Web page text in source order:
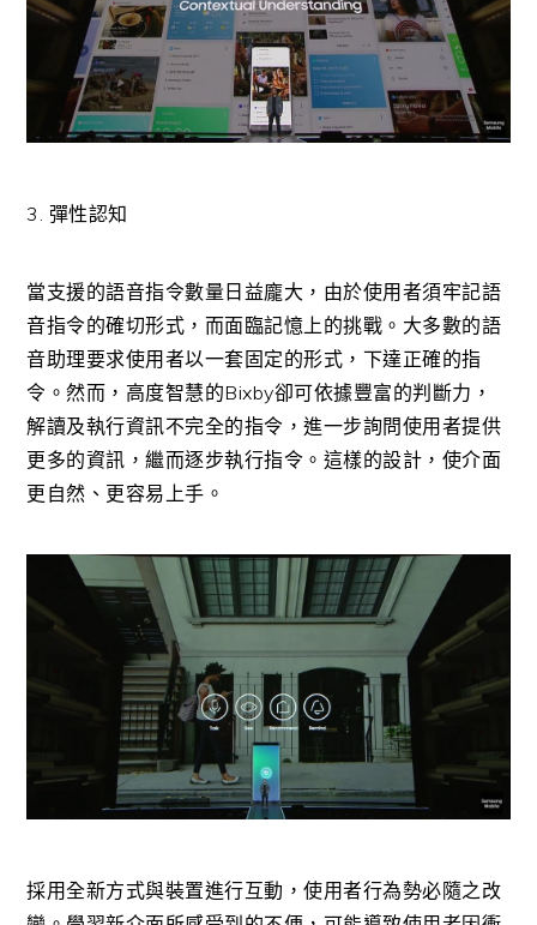
3. 彈性認知
當支援的語音指令數量日益龐大，由於使用者須牢記語
音指令的確切形式，而面臨記憶上的挑戰。大多數的語
音助理要求使用者以一套固定的形式，下達正確的指
令。然而，高度智慧的Bixby卻可依據豐富的判斷力，
解讀及執行資訊不完全的指令，進一步詢問使用者提供
更多的資訊，繼而逐步執行指令。這樣的設計，使介面
更自然、更容易上手。
採用全新方式與裝置進行互動，使用者行為勢必隨之改